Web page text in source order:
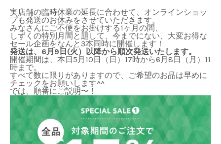
実店舗の臨時休業の延長に合わせて、オンラインショッ
プも発送のお休みをさせていただきます。
みなさんにご不便をお掛けする1 ヶ月の間、
しずくの特別月間と題して、今までにない、大変お得な
セール企画をなんと 3本同時に開催します！
発送は、6月 9 日(火）以降から順次発送いたします。
開催期間は、本日5月10日（日）17時から6月8日（月）11
時まで。
すべて数に限りがありますので、ご希望のお品は早めに
チェックをお願いします^^
では、順番にご説明〜！